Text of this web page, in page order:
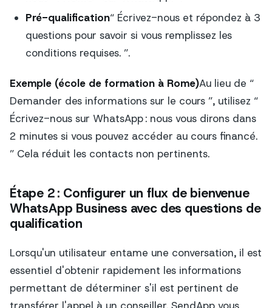
Pré-qualification“ Écrivez-nous et répondez à 3
questions pour savoir si vous remplissez les
conditions requises. ”.
Exemple (école de formation à Rome)Au lieu de “
Demander des informations sur le cours ”, utilisez “
Écrivez-nous sur WhatsApp : nous vous dirons dans
2 minutes si vous pouvez accéder au cours financé.
” Cela réduit les contacts non pertinents.
Étape 2 : Configurer un flux de bienvenue
WhatsApp Business avec des questions de
qualification
Lorsqu'un utilisateur entame une conversation, il est
essentiel d'obtenir rapidement les informations
permettant de déterminer s'il est pertinent de